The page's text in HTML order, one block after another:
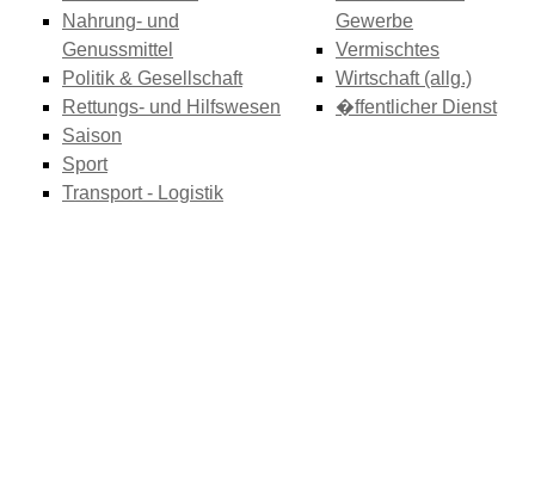
Nahrung- und
Genussmittel
Politik & Gesellschaft
Rettungs- und Hilfswesen
Saison
Sport
Transport - Logistik
Gewerbe
Vermischtes
Wirtschaft (allg.)
�ffentlicher Dienst